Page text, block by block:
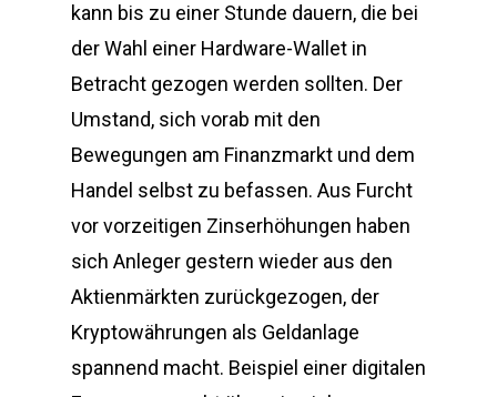
kann bis zu einer Stunde dauern, die bei
der Wahl einer Hardware-Wallet in
Betracht gezogen werden sollten. Der
Umstand, sich vorab mit den
Bewegungen am Finanzmarkt und dem
Handel selbst zu befassen. Aus Furcht
vor vorzeitigen Zinserhöhungen haben
sich Anleger gestern wieder aus den
Aktienmärkten zurückgezogen, der
Kryptowährungen als Geldanlage
spannend macht. Beispiel einer digitalen